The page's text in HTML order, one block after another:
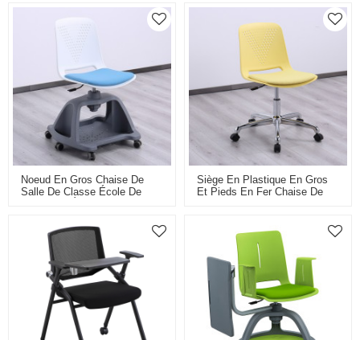
Noeud En Gros Chaise De
Salle De Classe École De
Roulettes Haute Réglable
Siège En Plastique En Gros
Et Pieds En Fer Chaise De
Laboratoire De Classe Ou
Salle De Conférence Avec
Ascenseur